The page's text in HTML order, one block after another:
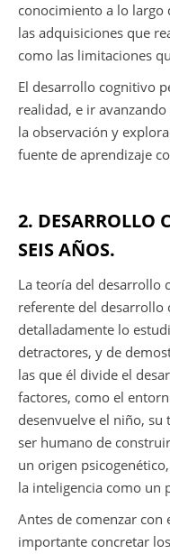
conocimiento a lo largo
las adquisiciones que
como las limitaciones
El desarrollo cognitivo
realidad, e ir
la observación y
fuente de aprendizaje
2. DESARROLLO
SEIS AÑOS.
La teoría del desarrollo
referente del desarrollo
detalladamente lo
detractores, y de
las que él divide el
factores, como el
desenvuelve el niño, su
ser humano de
un origen
la inteligencia como un
Antes de comenzar
importante concretar